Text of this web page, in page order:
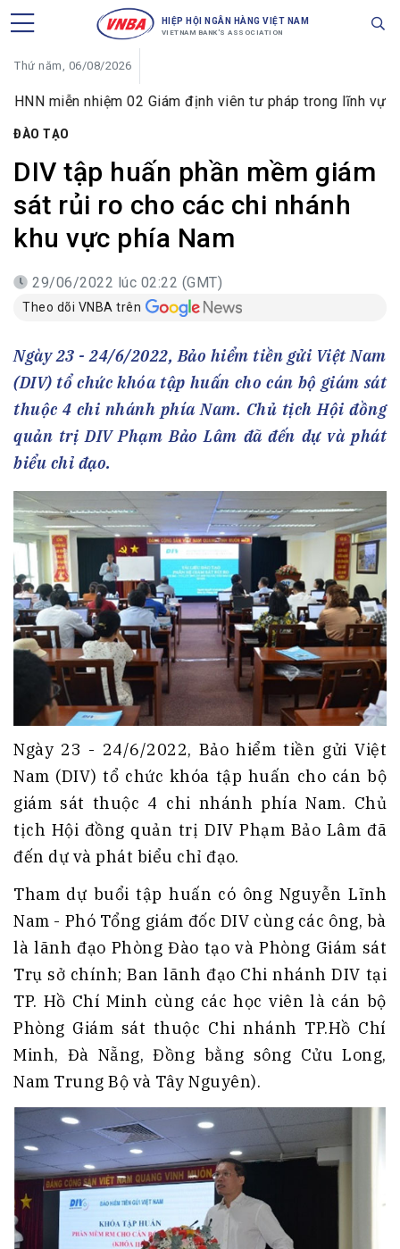
HIỆP HỘI NGÂN HÀNG VIỆT NAM
VIETNAM BANK'S ASSOCIATION
Thứ năm, 06/08/2026
nhiệm 02 Giám định viên tư pháp trong lĩnh vực tiền tệ và
ĐÀO TẠO
DIV tập huấn phần mềm giám
sát rủi ro cho các chi nhánh
khu vực phía Nam
29/06/2022 lúc 02:22 (GMT)
Theo dõi VNBA trên
Ngày 23 - 24/6/2022, Bảo hiểm tiền gửi Việt Nam
(DIV) tổ chức khóa tập huấn cho cán bộ giám sát
thuộc 4 chi nhánh phía Nam. Chủ tịch Hội đồng
quản trị DIV Phạm Bảo Lâm đã đến dự và phát
biểu chỉ đạo.
Ngày 23 - 24/6/2022, Bảo hiểm tiền gửi Việt
Nam (DIV) tổ chức khóa tập huấn cho cán bộ
giám sát thuộc 4 chi nhánh phía Nam. Chủ
tịch Hội đồng quản trị DIV Phạm Bảo Lâm đã
đến dự và phát biểu chỉ đạo.
Tham dự buổi tập huấn có ông Nguyễn Lĩnh
Nam - Phó Tổng giám đốc DIV cùng các ông, bà
là lãnh đạo Phòng Đào tạo và Phòng Giám sát
Trụ sở chính; Ban lãnh đạo Chi nhánh DIV tại
TP. Hồ Chí Minh cùng các học viên là cán bộ
Phòng Giám sát thuộc Chi nhánh TP.Hồ Chí
Minh, Đà Nẵng, Đồng bằng sông Cửu Long,
Nam Trung Bộ và Tây Nguyên).